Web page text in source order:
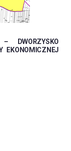
DWORZYSKO
EKONOMICZNEJ